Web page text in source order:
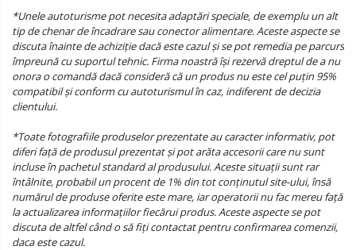
*Unele autoturisme pot necesita adaptări speciale, de exemplu un alt
tip de chenar de încadrare sau conector alimentare. Aceste aspecte se
discuta înainte de achiziție dacă este cazul și se pot remedia pe parcurs
împreună cu suportul tehnic. Firma noastră își rezervă dreptul de a nu
onora o comandă dacă consideră că un produs nu este cel puțin 95%
compatibil și conform cu autoturismul în caz, indiferent de decizia
clientului.
*Toate fotografiile produselor prezentate au caracter informativ, pot
diferi față de produsul prezentat și pot arăta accesorii care nu sunt
incluse în pachetul standard al produsului. Aceste situații sunt rar
întâlnite, probabil un procent de 1% din tot conținutul site-ului, însă
numărul de produse oferite este mare, iar operatorii nu fac mereu față
la actualizarea informațiilor fiecărui produs. Aceste aspecte se pot
discuta de altfel când o să fiți contactat pentru confirmarea comenzii,
daca este cazul.